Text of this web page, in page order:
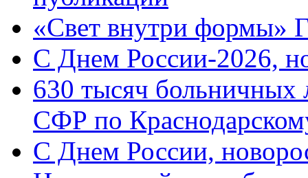
«Свет внутри формы»
C Днем России-2026,
630 тысяч больничных
СФР по
C Днем России,